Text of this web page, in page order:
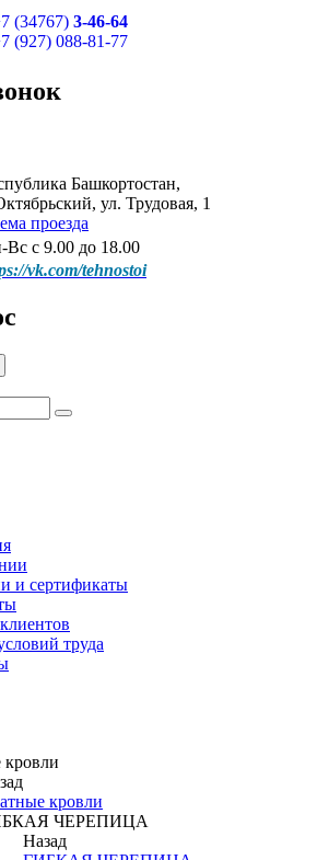
(34767) 3-46-64
(927) 088-81-77
Башкортостан,
ул. Трудовая, 1
проезда
с 9.00 до 18.00
vk.com/tehnostoi
и сертификаты
труда
кровли
ЧЕРЕПИЦА
Назад